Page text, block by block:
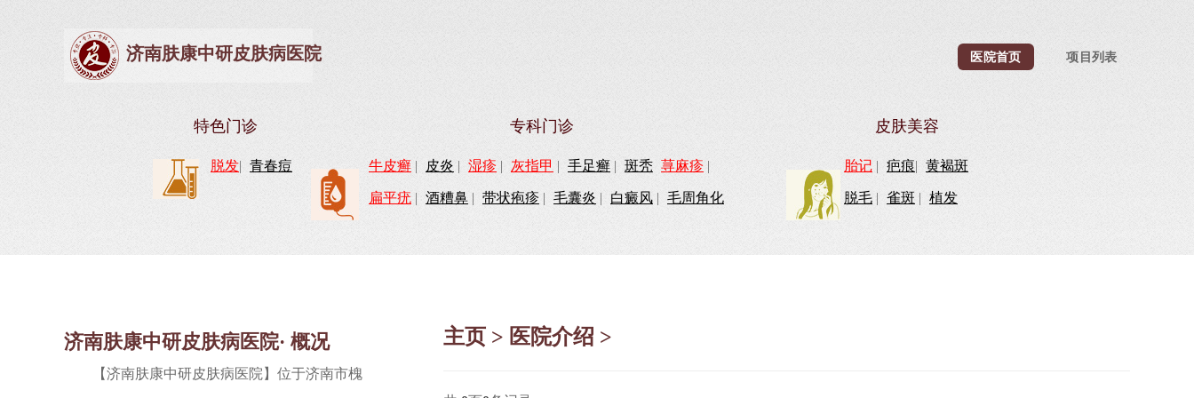
济南肤康中研皮肤病医院 医院首页 项目列表
特色门诊
脱发| 青春痘
专科门诊
牛皮癣 | 皮炎 | 湿疹 | 灰指甲 | 手足癣 | 斑秃 荨麻疹 |
扁平疣 | 酒糟鼻 | 带状疱疹 | 毛囊炎 | 白癜风 | 毛周角化
皮肤美容
胎记 | 疤痕| 黄褐斑
脱毛 | 雀斑 | 植发
济南肤康中研皮肤病医院· 概况
【济南肤康中研皮肤病医院】位于济南市槐
主页> 医院介绍 >